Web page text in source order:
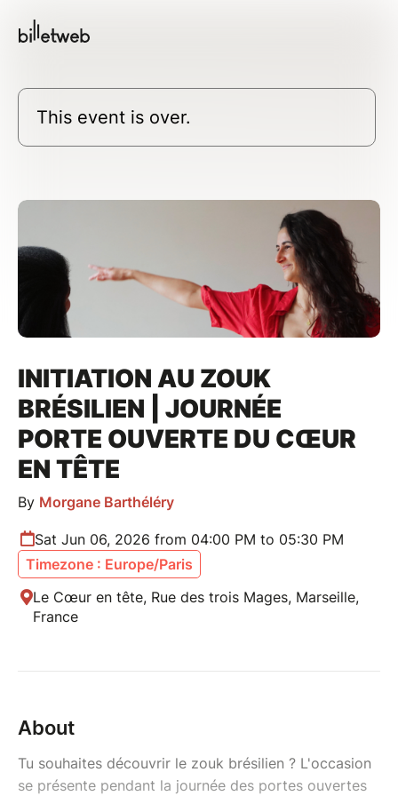
This event is over.
INITIATION AU ZOUK
BRÉSILIEN | JOURNÉE
PORTE OUVERTE DU CŒUR
EN TÊTE
By Morgane Barthéléry
Sat Jun 06, 2026 from 04:00 PM to 05:30 PM
Timezone : Europe/Paris
Le Cœur en tête, Rue des trois Mages, Marseille,
France
About
Tu souhaites découvrir le zouk brésilien ? L'occasion
se présente pendant la journée des portes ouvertes